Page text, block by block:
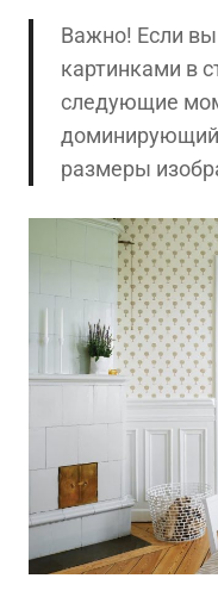
Важно! Если
картинками в
следующие
доминирующий
размеры